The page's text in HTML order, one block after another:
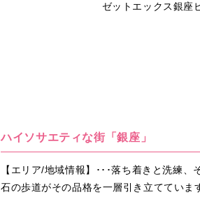
ゼットエックス銀座
ハイソサエティな街「銀座」
【エリア/地域情報】･･･落ち着きと洗練
石の歩道がその品格を一層引き立てていま